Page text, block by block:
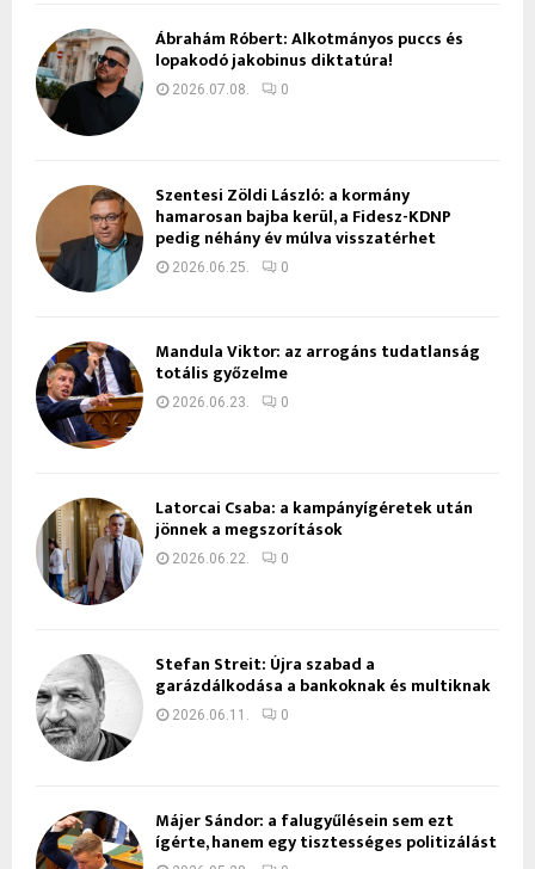
Ábrahám Róbert: Alkotmányos puccs és
lopakodó jakobinus diktatúra!
2026.07.08. 0
Szentesi Zöldi László: a kormány
hamarosan bajba kerül, a Fidesz-KDNP
pedig néhány év múlva visszatérhet
2026.06.25. 0
Mandula Viktor: az arrogáns tudatlanság
totális győzelme
2026.06.23. 0
Latorcai Csaba: a kampányígéretek után
jönnek a megszorítások
2026.06.22. 0
Stefan Streit: Újra szabad a
garázdálkodása a bankoknak és multiknak
2026.06.11. 0
Májer Sándor: a falugyűlésein sem ezt
ígérte, hanem egy tisztességes politizálást